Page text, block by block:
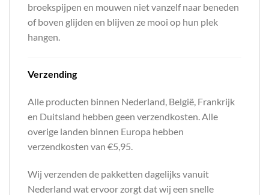
broekspijpen en mouwen niet vanzelf naar beneden
of boven glijden en blijven ze mooi op hun plek
hangen.
Verzending
Alle producten binnen Nederland, België, Frankrijk
en Duitsland hebben geen verzendkosten. Alle
overige landen binnen Europa hebben
verzendkosten van €5,95.
Wij verzenden de pakketten dagelijks vanuit
Nederland wat ervoor zorgt dat wij een snelle